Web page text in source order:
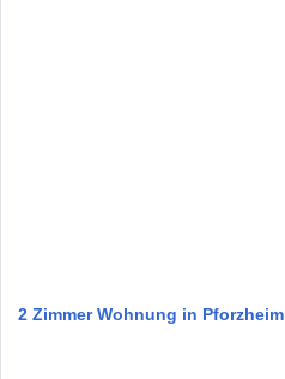
2 Zimmer Wohnung in Pforzheim